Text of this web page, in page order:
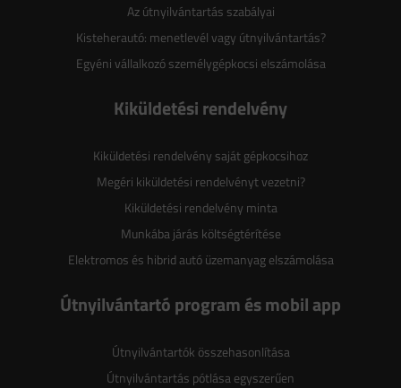
Az útnyilvántartás szabályai
Kisteherautó: menetlevél vagy útnyilvántartás?
Egyéni vállalkozó személygépkocsi elszámolása
Kiküldetési rendelvény
Kiküldetési rendelvény saját gépkocsihoz
Megéri kiküldetési rendelvényt vezetni?
Kiküldetési rendelvény minta
Munkába járás költségtérítése
Elektromos és hibrid autó üzemanyag elszámolása
Útnyilvántartó program és mobil app
Útnyilvántartók összehasonlítása
Útnyilvántartás pótlása egyszerűen